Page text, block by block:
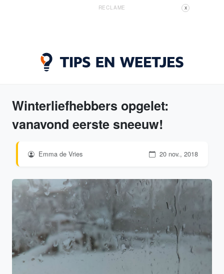
RECLAME X
Winterliefhebbers opgelet:
vanavond eerste sneeuw!
Emma de Vries 20 nov., 2018